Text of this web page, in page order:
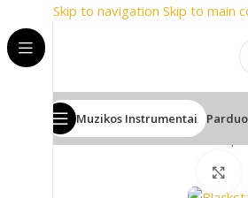
Skip to navigation Skip to main
prekių ženklai
Muzikos Instrumentai
Pradžia/Gitaros/Gitaros